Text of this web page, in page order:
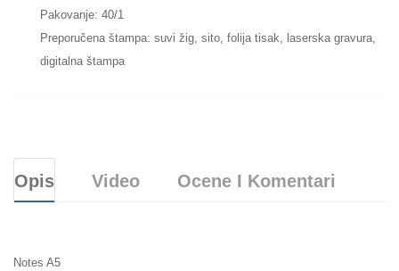
Pakovanje: 40/1
Preporučena štampa: suvi žig, sito, folija tisak, laserska gravura,
digitalna štampa
Opis Video Ocene I Komentari
Notes A5